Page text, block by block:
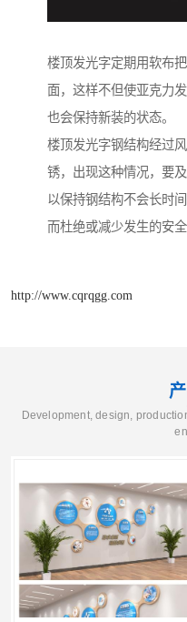
楼顶发光字定期用软布
面，这样不但使亚克力
也会保持新装的状态。
楼顶发光字钢结构经过
锈，出现这种情况，要
以保持钢结构不会长时
而杜绝或减少发生的安全
http://www.cqrqgg.com
Development, design,